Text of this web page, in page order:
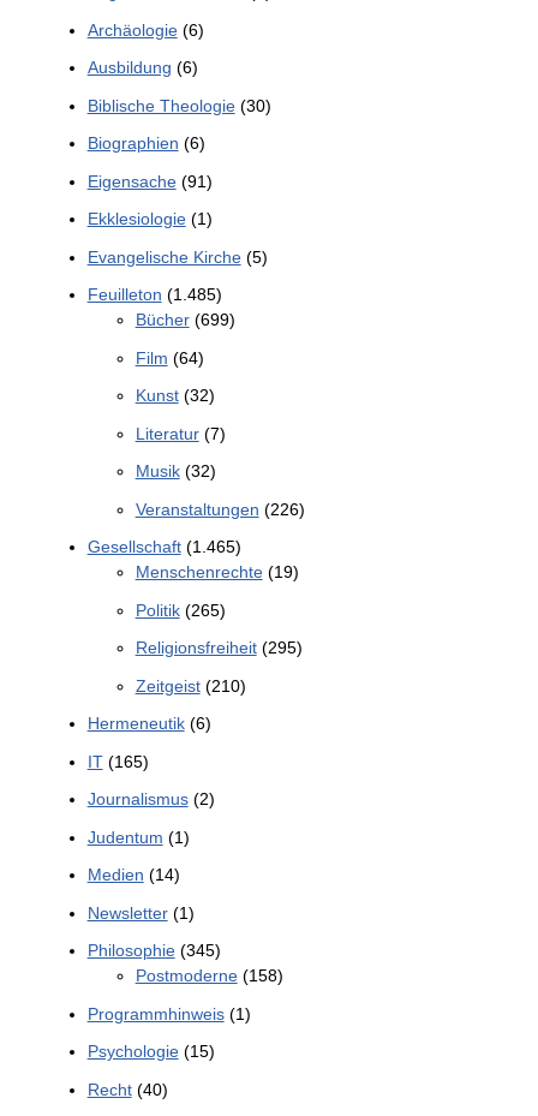
Archäologie(6)
Ausbildung (6)
Biblische Theologie(30)
Biographien (6)
Eigensache(91)
Ekklesiologie(1)
Evangelische Kirche(5)
Feuilleton (1.485)
Bücher(699)
Film (64)
Kunst(32)
Literatur(7)
Musik(32)
Veranstaltungen (226)
Gesellschaft(1.465)
Menschenrechte(19)
Politik(265)
Religionsfreiheit(295)
Zeitgeist(210)
Hermeneutik(6)
IT(165)
Journalismus(2)
Judentum (1)
Medien (14)
Newsletter(1)
Philosophie(345)
Postmoderne(158)
Programmhinweis(1)
Psychologie(15)
Recht(40)